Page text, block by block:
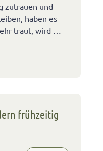
zutrauen und
haben es
traut, wird …
frühzeitig